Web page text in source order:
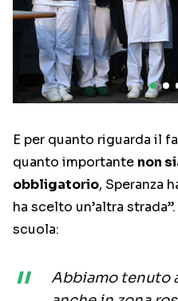
E per quanto riguarda il
quanto importante non
obbligatorio, Speranza
ha scelto un’altra
scuola:
Abbiamo tenuto